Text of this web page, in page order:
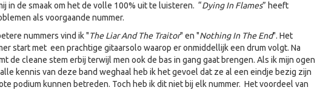
in de smaak om het de volle 100% uit te luisteren. “Dying In Flames” heeft
als voorgaande nummer.
nummers vind ik "The Liar And The Traitor" en "Nothing In The End". Het
start met een prachtige gitaarsolo waarop er onmiddellijk een drum volgt. Na
de cleane stem erbij terwijl men ook de bas in gang gaat brengen. Als ik mijn ogen
kennis van deze band weghaal heb ik het gevoel dat ze al een eindje bezig zijn
podium kunnen betreden. Toch heb ik dit niet bij elk nummer. Het voordeel van